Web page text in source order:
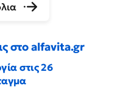
στο alfavita.gr
στις 26